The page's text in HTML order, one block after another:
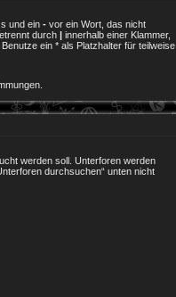
und ein - vor ein Wort, das nicht
durch | innerhalb einer Klammer,
ein * als Platzhalter für teilweise
werden soll. Unterforen werden
durchsuchen“ unten nicht